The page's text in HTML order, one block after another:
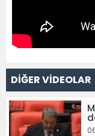
DİĞER VİDEOLAR